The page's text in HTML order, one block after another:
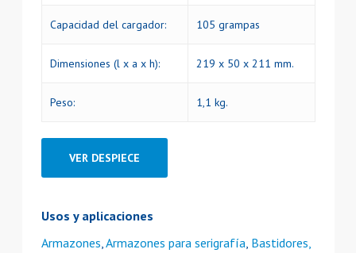
Capacidad del cargador: 105 grampas
Dimensiones (l x a x h): 219 x 50 x 211 mm.
Peso: 1,1 kg.
VER DESPIECE
Usos y aplicaciones
Armazones,Armazones para serigrafía, Bastidores,